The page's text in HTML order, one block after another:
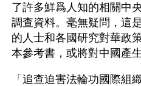
了許多鮮爲人知的相關中
調查資料。毫無疑問，這
的人士和各國研究對華政
本參考書，或將對中國產
「追查迫害法輪功國際組